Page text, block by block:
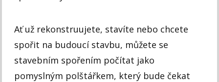
Ať už rekonstruujete, stavíte nebo chcete
spořit na budoucí stavbu, můžete se
stavebním spořením počítat jako
pomyslným polštářkem, který bude čekat